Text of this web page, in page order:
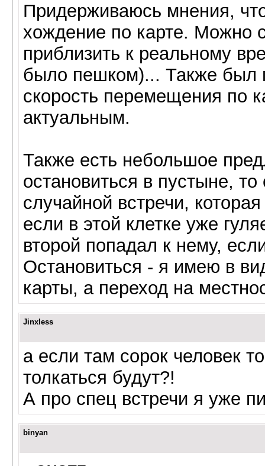
Придерживаюсь мнения,
хождение по карте. Можно
приблизить к реальному
было пешком)... Также был
скорость перемещения по
актуальным.
Также есть небольшое
остановиться в пустыне,
случайной встречи,
если в этой клетке уже
второй попадал к нему,
Остановиться - я имею в
карты, а переход на
Jinxless
а если там сорок человек
толкаться будут?!
А про спец встречи я уже
binyan